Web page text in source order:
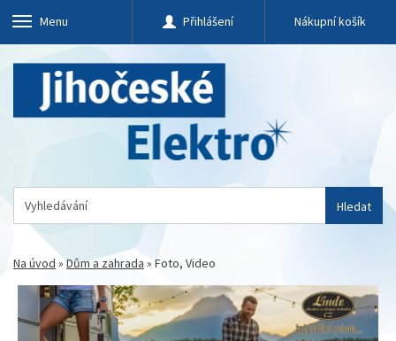
Menu Přihlášení Nákupní košík
Hledat
Na úvod »Dům a zahrada » Foto, Video